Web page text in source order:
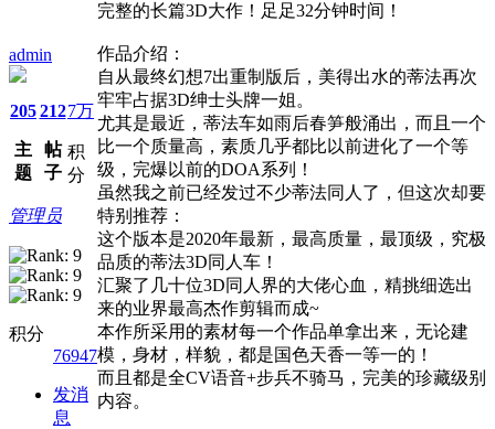
admin
205
主
题
212
帖
子
7万
积
分
管理员
积分
76947
发消
息
完整的长篇3D大作！足足32分钟时间！
作品介绍：
自从最终幻想7出重制版后，美得出水的蒂法再次
牢牢占据3D绅士头牌一姐。
尤其是最近，蒂法车如雨后春笋般涌出，而且一个
比一个质量高，素质几乎都比以前进化了一个等
级，完爆以前的DOA系列！
虽然我之前已经发过不少蒂法同人了，但这次却要
特别推荐：
这个版本是2020年最新，最高质量，最顶级，究极
品质的蒂法3D同人车！
汇聚了几十位3D同人界的大佬心血，精挑细选出
来的业界最高杰作剪辑而成~
本作所采用的素材每一个作品单拿出来，无论建
模，身材，样貌，都是国色天香一等一的！
而且都是全CV语音+步兵不骑马，完美的珍藏级别
内容。